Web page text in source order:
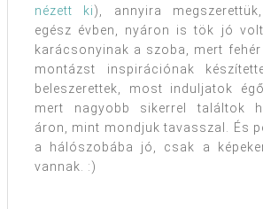
nézett ki), annyira
egész évben, nyáron is tök jó
karácsonyinak a szoba, mert
montázst inspirációnak
beleszerettek, most induljatok
mert nagyobb sikerrel találtok
áron, mint mondjuk tavasszal. És
a hálószobába jó, csak a
vannak. :)